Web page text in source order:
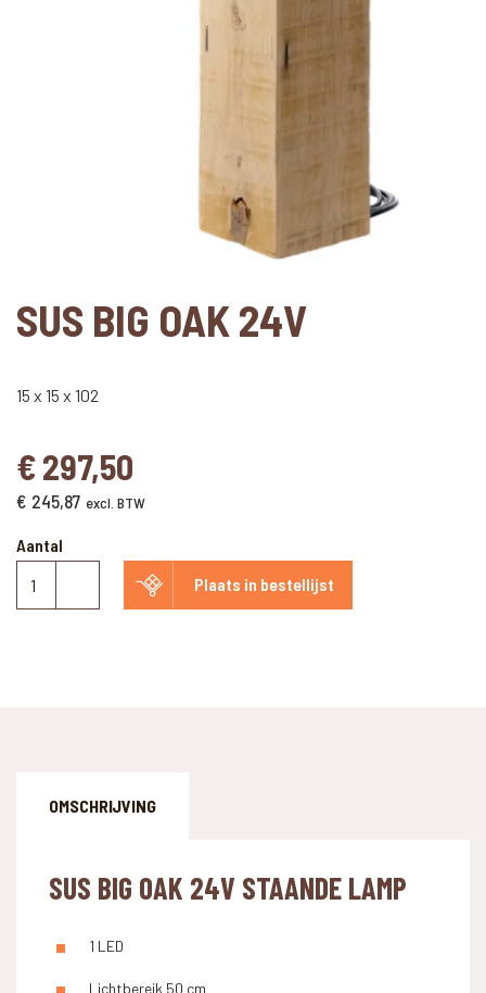
SUS BIG OAK 24V
15 x 15 x 102
€297,50
€ 245,87 excl. BTW
Aantal
Sus
Big
Plaats in bestellijst
OMSCHRIJVING
SUS BIG OAK 24V STAANDE LAMP
1 LED
Lichtbereik 50 cm